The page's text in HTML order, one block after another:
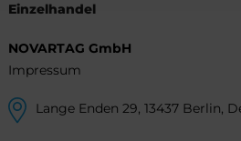
Einzelhandel
NOVARTAG GmbH
Impressum
Lange Enden 29, 13437 Berlin,